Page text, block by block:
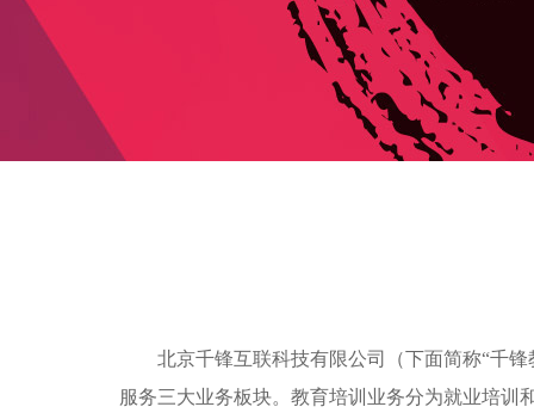
北京千锋互联科技有限公司（下面简称“千
服务三大业务板块。教育培训业务分为就业培